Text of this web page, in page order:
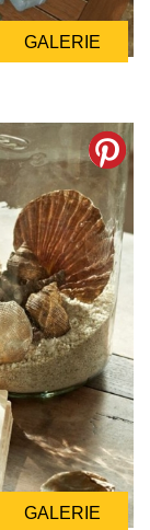
GALERIE
GALERIE